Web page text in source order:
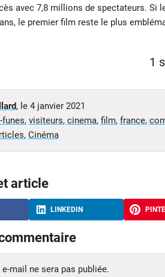
avec 7,8 millions de spectateurs. Si
le premier film reste le plus
1
, le 4 janvier 2021
funes, visiteurs, cinema, film, france,
, Cinéma
article
LINKEDIN
mail ne sera pas publiée.